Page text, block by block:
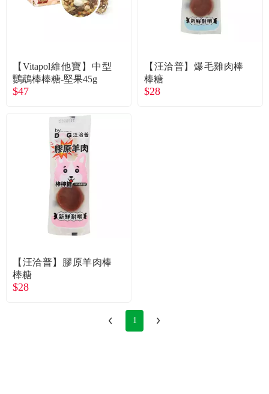
【Vitapol維他寶】中型
鸚鵡棒棒糖-堅果45g
$47
【汪洽普】爆毛雞肉棒
棒糖
$28
【汪洽普】膠原羊肉棒
棒糖
$28
1